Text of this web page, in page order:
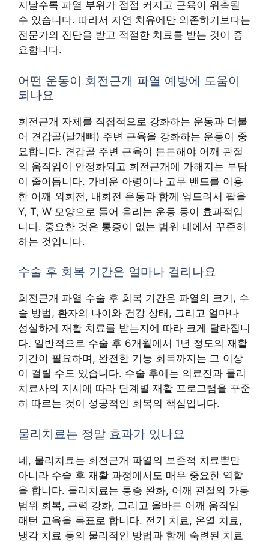
지날수록 파열 부위가 점점 커지고 근육이 위축될
수 있습니다. 따라서 자연 치유에만 의존하기보다는
전문가의 진단을 받고 적절한 치료를 받는 것이 중
요합니다.
어떤 운동이 회전근개 파열 예방에 도움이
되나요
회전근개 자체를 직접적으로 강화하는 운동과 더불
어 견갑골(날개뼈) 주변 근육을 강화하는 운동이 중
요합니다. 견갑골 주변 근육이 튼튼해야 어깨 관절
의 움직임이 안정화되고 회전근개에 가해지는 부담
이 줄어듭니다. 가벼운 아령이나 고무 밴드를 이용
한 어깨 외회전, 내회전 운동과 함께 엎드려서 팔을
Y, T, W 모양으로 들어 올리는 운동 등이 효과적입
니다. 중요한 것은 통증이 없는 범위 내에서 꾸준히
하는 것입니다.
수술 후 회복 기간은 얼마나 걸리나요
회전근개 파열 수술 후 회복 기간은 파열의 크기, 수
술 방법, 환자의 나이와 건강 상태, 그리고 얼마나
성실하게 재활 치료를 받는지에 따라 크게 달라집니
다. 일반적으로 수술 후 6개월에서 1년 정도의 재활
기간이 필요하며, 완전한 기능 회복까지는 그 이상
이 걸릴 수도 있습니다. 수술 후에는 의료진과 물리
치료사의 지시에 따라 단계별 재활 프로그램을 꾸준
히 따르는 것이 성공적인 회복의 핵심입니다.
물리치료는 정말 효과가 있나요
네, 물리치료는 회전근개 파열의 보존적 치료뿐만
아니라 수술 후 재활 과정에서도 매우 중요한 역할
을 합니다. 물리치료는 통증 완화, 어깨 관절의 가동
범위 회복, 근력 강화, 그리고 올바른 어깨 움직임
패턴 교육을 목표로 합니다. 전기 치료, 온열 치료,
냉각 치료 등의 물리적인 방법과 함께 숙련된 치료